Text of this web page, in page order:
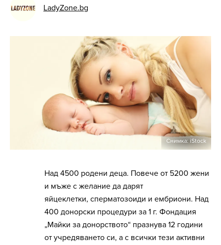
LadyZone.bg
Снимка: iStock
Над 4500 родени деца. Повече от 5200 жени
и мъже с желание да дарят
яйцеклетки, сперматозоиди и ембриони. Над
400 донорски процедури за 1 г. Фондация
„Майки за донорството“ празнува 12 години
от учредяването си, а с всички тези активни